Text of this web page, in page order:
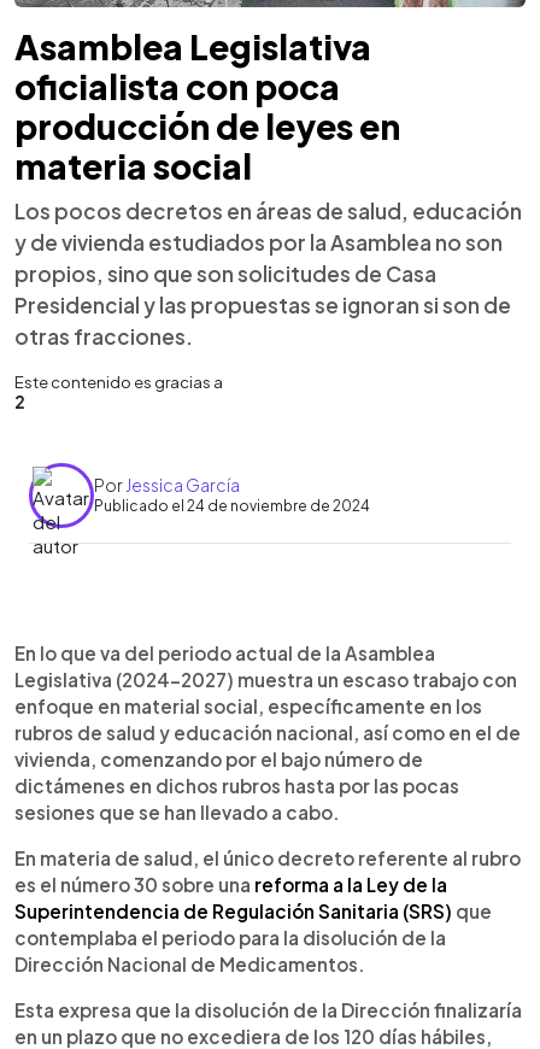
Asamblea Legislativa
oficialista con poca
producción de leyes en
materia social
Los pocos decretos en áreas de salud, educación
y de vivienda estudiados por la Asamblea no son
propios, sino que son solicitudes de Casa
Presidencial y las propuestas se ignoran si son de
otras fracciones.
Este contenido es gracias a
2
Por Jessica García
Publicado el 24 de noviembre de 2024
Escuchar artículo
En lo que va del periodo actual de la Asamblea
Legislativa (2024-2027) muestra un escaso trabajo con
enfoque en material social, específicamente en los
rubros de salud y educación nacional, así como en el de
vivienda, comenzando por el bajo número de
dictámenes en dichos rubros hasta por las pocas
sesiones que se han llevado a cabo.
En materia de salud, el único decreto referente al rubro
es el número 30 sobre una reforma a la Ley de la
Superintendencia de Regulación Sanitaria (SRS) que
contemplaba el periodo para la disolución de la
Dirección Nacional de Medicamentos.
Esta expresa que la disolución de la Dirección finalizaría
en un plazo que no excediera de los 120 días hábiles,